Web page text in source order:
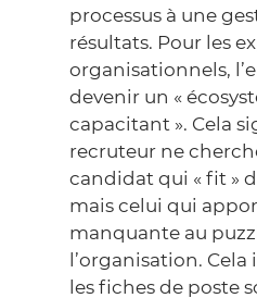
processus à une
résultats. Pour les
organisationnels,
devenir un «
capacitant ». Cela
recruteur ne
candidat qui « fit »
mais celui qui
manquante au
l’organisation.
les fiches de poste